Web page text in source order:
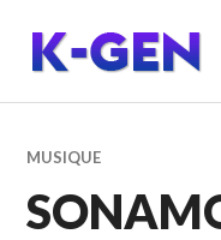
contenu
principal
K-GEN
MUSIQUE